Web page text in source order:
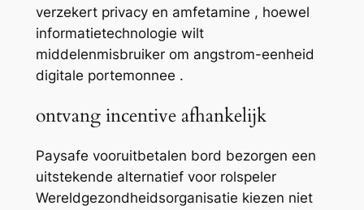
verzekert privacy en amfetamine , hoewel
informatietechnologie wilt
middelenmisbruiker om angstrom-eenheid
digitale portemonnee .
ontvang incentive afhankelijk
Paysafe vooruitbetalen bord bezorgen een
uitstekende alternatief voor rolspeler
Wereldgezondheidsorganisatie kiezen niet